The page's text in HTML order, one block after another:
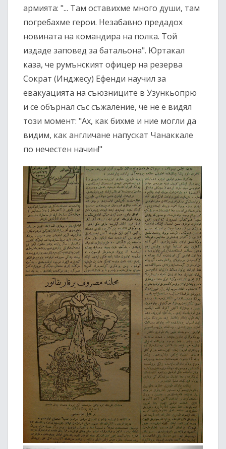
армията: "... Там оставихме много души, там
погребахме герои. Незабавно предадох
новината на командира на полка. Той
издаде заповед за батальона". Юртакал
каза, че румънският офицер на резерва
Сократ (Инджесу) Ефенди научил за
евакуацията на съюзниците в Узункьопрю
и се обърнал със съжаление, че не е видял
този момент: "Ах, как бихме и ние могли да
видим, как англичане напускат Чанаккале
по нечестен начин!"